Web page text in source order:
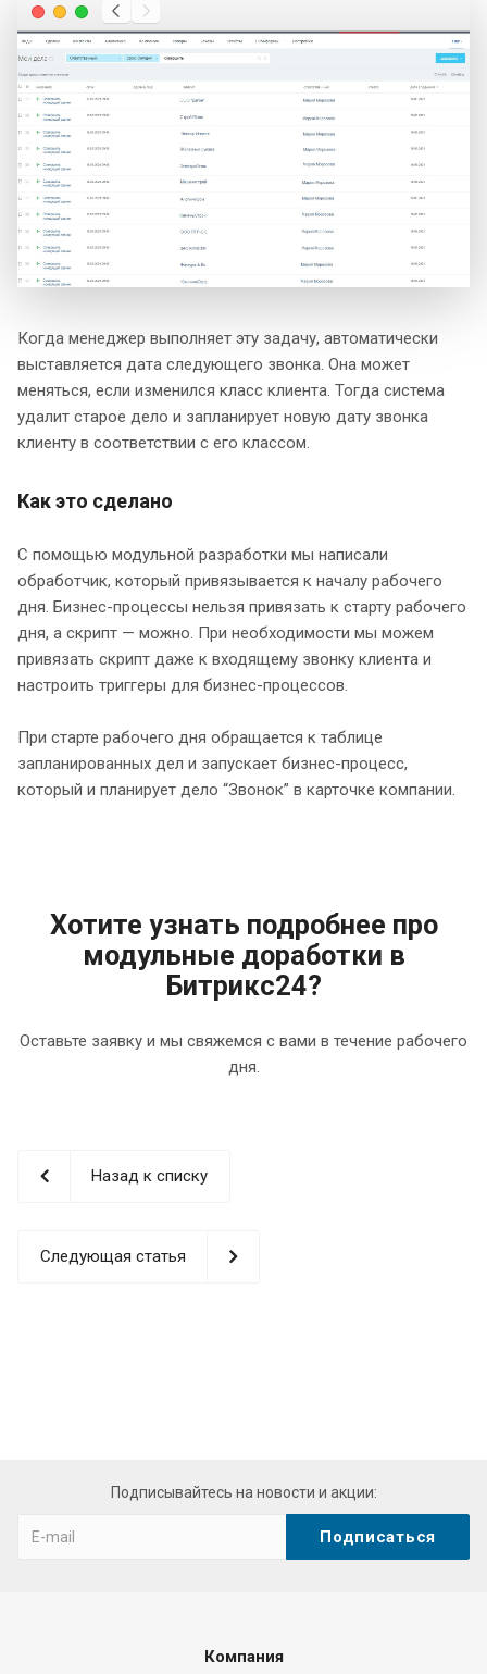
Когда менеджер выполняет эту задачу, автоматически
выставляется дата следующего звонка. Она может
меняться, если изменился класс клиента. Тогда система
удалит старое дело и запланирует новую дату звонка
клиенту в соответствии с его классом.
Как это сделано
С помощью модульной разработки мы написали
обработчик, который привязывается к началу рабочего
дня. Бизнес-процессы нельзя привязать к старту рабочего
дня, а скрипт — можно. При необходимости мы можем
привязать скрипт даже к входящему звонку клиента и
настроить триггеры для бизнес-процессов.
При старте рабочего дня обращается к таблице
запланированных дел и запускает бизнес-процесс,
который и планирует дело “Звонок” в карточке компании.
Хотите узнать подробнее про
модульные доработки в
Битрикс24?
Оставьте заявку и мы свяжемся с вами в течение рабочего
дня.
Назад к списку
Следующая статья
Подписывайтесь на новости и акции:
Компания